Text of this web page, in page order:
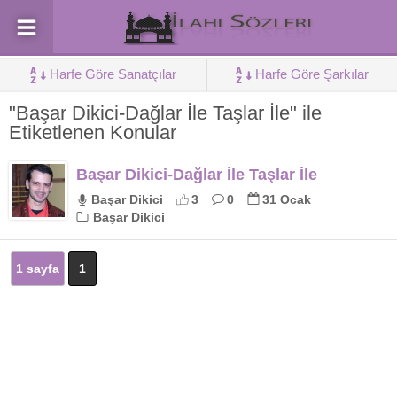
Harfe Göre Sanatçılar Harfe Göre Şarkılar
"Başar Dikici-Dağlar İle Taşlar İle" ile
Etiketlenen Konular
Başar Dikici-Dağlar İle Taşlar İle
Başar Dikici 3 0
31 Ocak
Başar Dikici
1 sayfa 1